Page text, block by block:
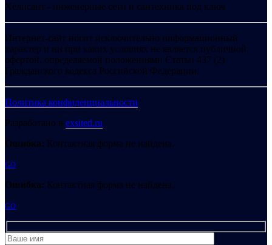
Хелпсант - инженерные сети и сантехника под ключ
Интернет-сайт носит исключительно информационный
характер и ни при каких условиях не является публичной
офертой, определяемой положениями Статьи 437 (2)
Гражданского кодекса Российской Федерации.
Политика конфиденциальности
Разработано в exsited.ru
Ошибка: Контактная форма не найдена.
GO
Ошибка: Контактная форма не найдена.
GO